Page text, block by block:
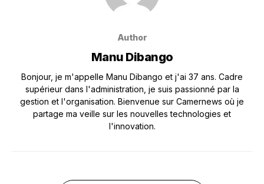
Author
Manu Dibango
Bonjour, je m'appelle Manu Dibango et j'ai 37 ans. Cadre
supérieur dans l'administration, je suis passionné par la
gestion et l'organisation. Bienvenue sur Camernews où je
partage ma veille sur les nouvelles technologies et
l'innovation.